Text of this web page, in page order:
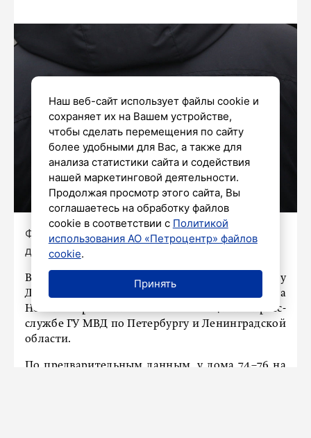
Фото: Роман Пименов/«Петербургский
дневник»
В Петербурге проводится проверка по факту
ДТП с пешеходом, попавшим под троллейбус на
Невском проспекте. Об этом сообщили в пресс-
службе ГУ МВД по Петербургу и Ленинградской
области.
По предварительным данным, у дома 74–76 на
Наш веб-сайт использует файлы cookie и
сохраняет их на Вашем устройстве,
чтобы сделать перемещения по сайту
более удобными для Вас, а также для
анализа статистики сайта и содействия
нашей маркетинговой деятельности.
Продолжая просмотр этого сайта, Вы
соглашаетесь на обработку файлов
cookie в соответствии с Политикой
использования АО «Петроцентр» файлов
cookie.
Принять